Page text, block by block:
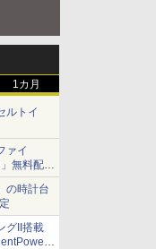
1カ月
ルトイ
ァイ
無料配信
の時計台
グII搭載